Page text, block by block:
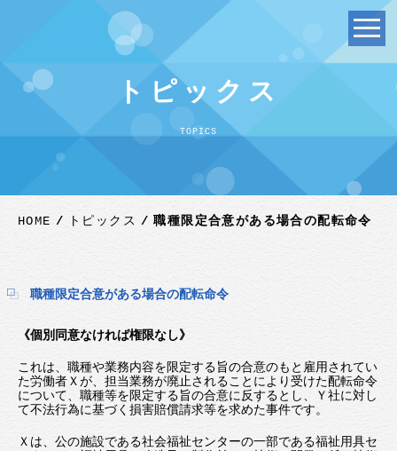
トピックス
TOPICS
HOME トピックス 職種限定合意がある場合の配転命令
職種限定合意がある場合の配転命令
《個別同意なければ権限なし》
これは、職種や業務内容を限定する旨の合意のもと雇用されてい
た労働者Ｘが、担当業務が廃止されることにより受けた配転命令
について、職種等を限定する旨の合意に反するとし、Ｙ社に対し
て不法行為に基づく損害賠償請求等を求めた事件です。
Ｘは、公の施設である社会福祉センターの一部である福祉用具セ